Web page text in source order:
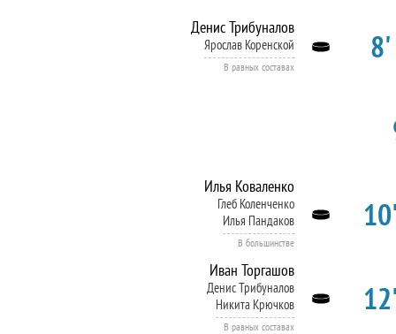
Денис Трибуналов
Ярослав Коренской
В равных составах
Илья Коваленко
Глеб Коленченко
Илья Пандаков
В большинстве
Иван Торгашов
Денис Трибуналов
Никита Крючков
В равных составах